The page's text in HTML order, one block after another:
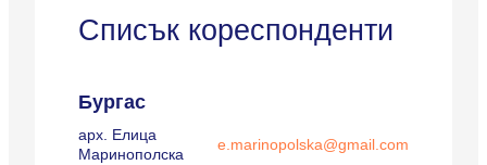
Списък кореспонденти
Бургас
арх. Елица
Маринополска
e.marinopolska@gmail.com